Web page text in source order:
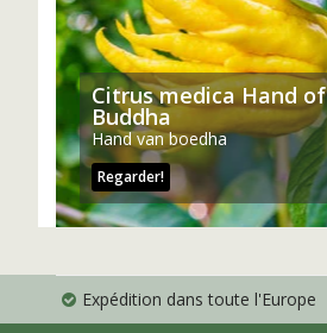
Citrus medica Hand of
Buddha
Hand van boedha
Regarder!
Expédition dans toute l'Europe